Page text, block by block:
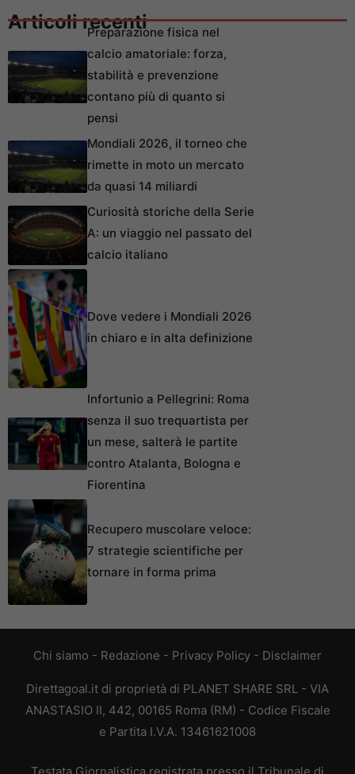
Articoli recentiPreparazione fisica nel
calcio amatoriale: forza,
stabilità e prevenzione
contano più di quanto si
pensi
Mondiali 2026, il torneo che
rimette in moto un mercato
da quasi 14 miliardi
Curiosità storiche della Serie
A: un viaggio nel passato del
calcio italiano
Dove vedere i Mondiali 2026
in chiaro e in alta definizione
Infortunio a Pellegrini: Roma
senza il suo trequartista per
un mese, salterà le partite
contro Atalanta, Bologna e
Fiorentina
Recupero muscolare veloce:
7 strategie scientifiche per
tornare in forma prima
Chi siamo - Redazione - Privacy Policy - Disclaimer
Direttagoal.it di proprietà di PLANET SHARE SRL - VIA
ANASTASIO II, 442, 00165 Roma (RM) - Codice Fiscale
e Partita I.V.A. 13461621008